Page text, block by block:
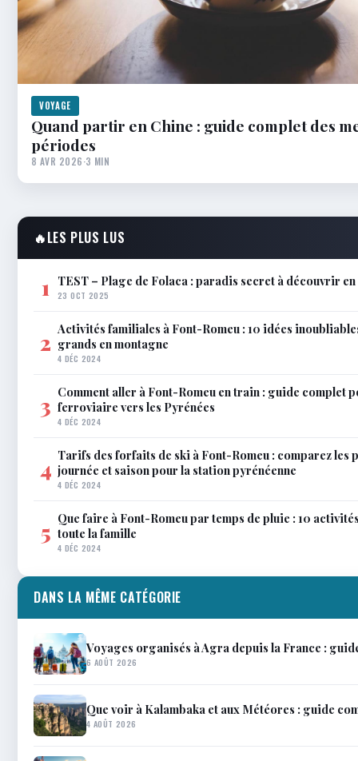
VOYAGE
Quand partir en Chine : guide complet des
périodes
8 AVR 2026·3 MIN
🔥LES PLUS LUS
1 TEST – Plage de Folaca : paradis secret à découvrir
23 OCT 2025
2 Activités familiales à Font-Romeu : 10 idées
grands en montagne
4 DÉC 2024
3 Comment aller à Font-Romeu en train : guide complet
ferroviaire vers les Pyrénées
4 DÉC 2024
4 Tarifs des forfaits de ski à Font-Romeu : comparez les
journée et saison pour la station pyrénéenne
4 DÉC 2024
5 Que faire à Font-Romeu par temps de pluie : 10
toute la famille
4 DÉC 2024
DANS LA MÊME CATÉGORIE
Voyages organisés à Agra depuis la France :
6 AOÛT 2026
Que voir à Kalambaka et aux Météores : guide
4 AOÛT 2026